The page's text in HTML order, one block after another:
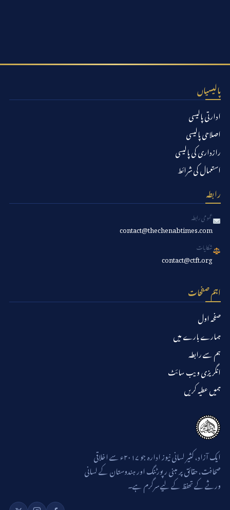
پالیسیاں
ادارتی پالیسی
اصلاحی پالیسی
رازداری کی پالیسی
استعمال کی شرائط
رابطہ
عمومی رابطہ
contact@thechenabtimes.com
شکایات
contact@ctft.org
اہم صفحات
صفحہ اول
ہمارے بارے میں
ہم سے رابطہ
انگریزی ویب سائٹ
ہمیں عطیہ کریں
ایک آزاد، کثیر لسانی نیوز ادارہ جو ۲۰۱۷ء سے اخلاقی
صحافت، حقائق پر مبنی رپورٹنگ اور ہندوستان کے لسانی
ورثے کے تحفظ کے لیے سرگرم ہے۔